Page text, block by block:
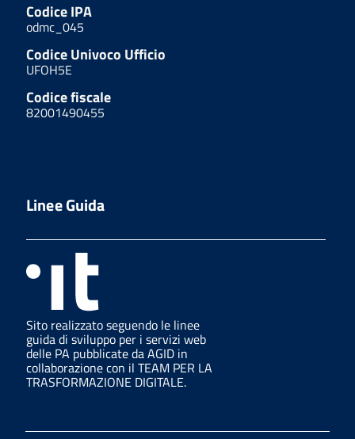
Codice IPA
odmc_045
Codice Univoco Ufficio
UFOH5E
Codice fiscale
82001490455
Linee Guida
Sito realizzato seguendo le linee
guida di sviluppo per i servizi web
delle PA pubblicate da AGID in
collaborazione con il TEAM PER LA
TRASFORMAZIONE DIGITALE.